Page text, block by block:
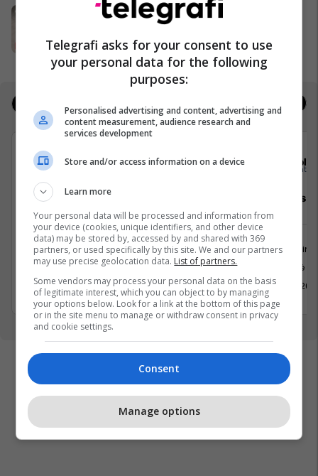
Sallamet MEKA – praktike për çdo
ditë, gjithmonë në tryezën familjare
MEKA HALAL FOOD
Real Estate
staffiX
Chief Operating Officer
Menaxhment
Prishtinë
17 Maj 2026
Telesales
Kosovë
21 Maj
Telegrafi asks for your consent to use
your personal data for the following
purposes:
Personalised advertising and content, advertising and
content measurement, audience research and
services development
Store and/or access information on a device
Learn more
Your personal data will be processed and information from
your device (cookies, unique identifiers, and other device
data) may be stored by, accessed by and shared with 369
partners, or used specifically by this site. We and our partners
may use precise geolocation data. List of partners.
Some vendors may process your personal data on the basis
of legitimate interest, which you can object to by managing
your options below. Look for a link at the bottom of this page
or in the site menu to manage or withdraw consent in privacy
and cookie settings.
Consent
Manage options